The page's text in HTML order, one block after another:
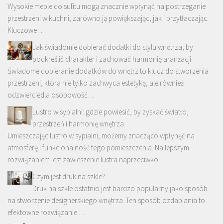
Wysokie meble do sufitu mogą znacznie wpłynąć na postrzeganie
przestrzeni w kuchni, zarówno ją powiększając, jak i przytłaczając.
Kluczowe …
Jak świadomie dobierać dodatki do stylu wnętrza, by
podkreślić charakter i zachować harmonię aranżacji
Świadome dobieranie dodatków do wnętrz to klucz do stworzenia
przestrzeni, która nie tylko zachwyca estetyką, ale również
odzwierciedla osobowość …
Lustro w sypialni: gdzie powiesić, by zyskać światło,
przestrzeń i harmonię wnętrza
Umieszczając lustro w sypialni, możemy znacząco wpłynąć na
atmosferę i funkcjonalność tego pomieszczenia. Najlepszym
rozwiązaniem jest zawieszenie lustra naprzeciwko …
Czym jest druk na szkle?
Druk na szkle ostatnio jest bardzo popularny jako sposób
na stworzenie designerskiego wnętrza. Ten sposób ozdabiania to
efektowne rozwiązanie …